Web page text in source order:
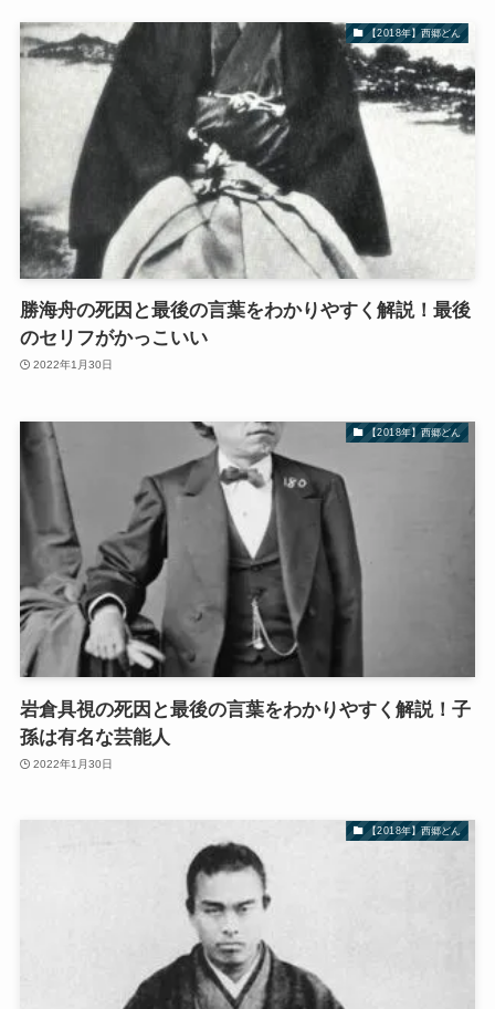
【2018年】西郷どん
勝海舟の死因と最後の言葉をわかりやすく解説！最後
のセリフがかっこいい
2022年1月30日
【2018年】西郷どん
岩倉具視の死因と最後の言葉をわかりやすく解説！子
孫は有名な芸能人
2022年1月30日
【2018年】西郷どん